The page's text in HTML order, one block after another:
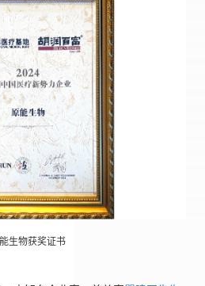
生物获奖证书